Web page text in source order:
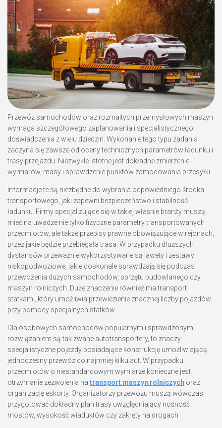
Przewóz samochodów oraz rozmaitych przemysłowych maszyn
wymaga szczegółowego zaplanowania i specjalistycznego
doświadczenia z wielu dziedzin. Wykonanie tego typu zadania
zaczyna się zawsze od oceny technicznych parametrów ładunku i
trasy przejazdu. Niezwykle istotne jest dokładne zmierzenie
wymiarów, masy i sprawdzenie punktów zamocowania przesyłki.
Informacje te są niezbędne do wybrania odpowiedniego środka
transportowego, jaki zapewni bezpieczeństwo i stabilność
ładunku. Firmy specjalizujące się w takiej właśnie branży muszą
mieć na uwadze nie tylko fizyczne parametry transportowanych
przedmiotów, ale także przepisy prawne obowiązujące w rejonach,
przez jakie będzie przebiegała trasa. W przypadku dłuższych
dystansów przeważnie wykorzystywane są lawety i zestawy
niskopodwoziowe, jakie doskonale sprawdzają się podczas
przewożenia dużych samochodów, sprzętu budowlanego czy
maszyn rolniczych. Duże znaczenie również ma transport
statkami, który umożliwia przewiezienie znacznej liczby pojazdów
przy pomocy specjalnych statków.
Dla osobowych samochodów popularnym i sprawdzonym
rozwiązaniem są tak zwane autotransportery, to znaczy
specjalistyczne pojazdy posiadające konstrukcję umożliwiającą
jednoczesny przewóz co najmniej kilku aut. W przypadku
przedmiotów o niestandardowym wymiarze konieczne jest
otrzymanie zezwolenia na transport maszyn rolniczych oraz
organizację eskorty. Organizatorzy przewozu muszą wówczas
przygotować dokładny plan trasy uwzględniający nośność
mostów, wysokość wiaduktów czy zakręty na drogach.